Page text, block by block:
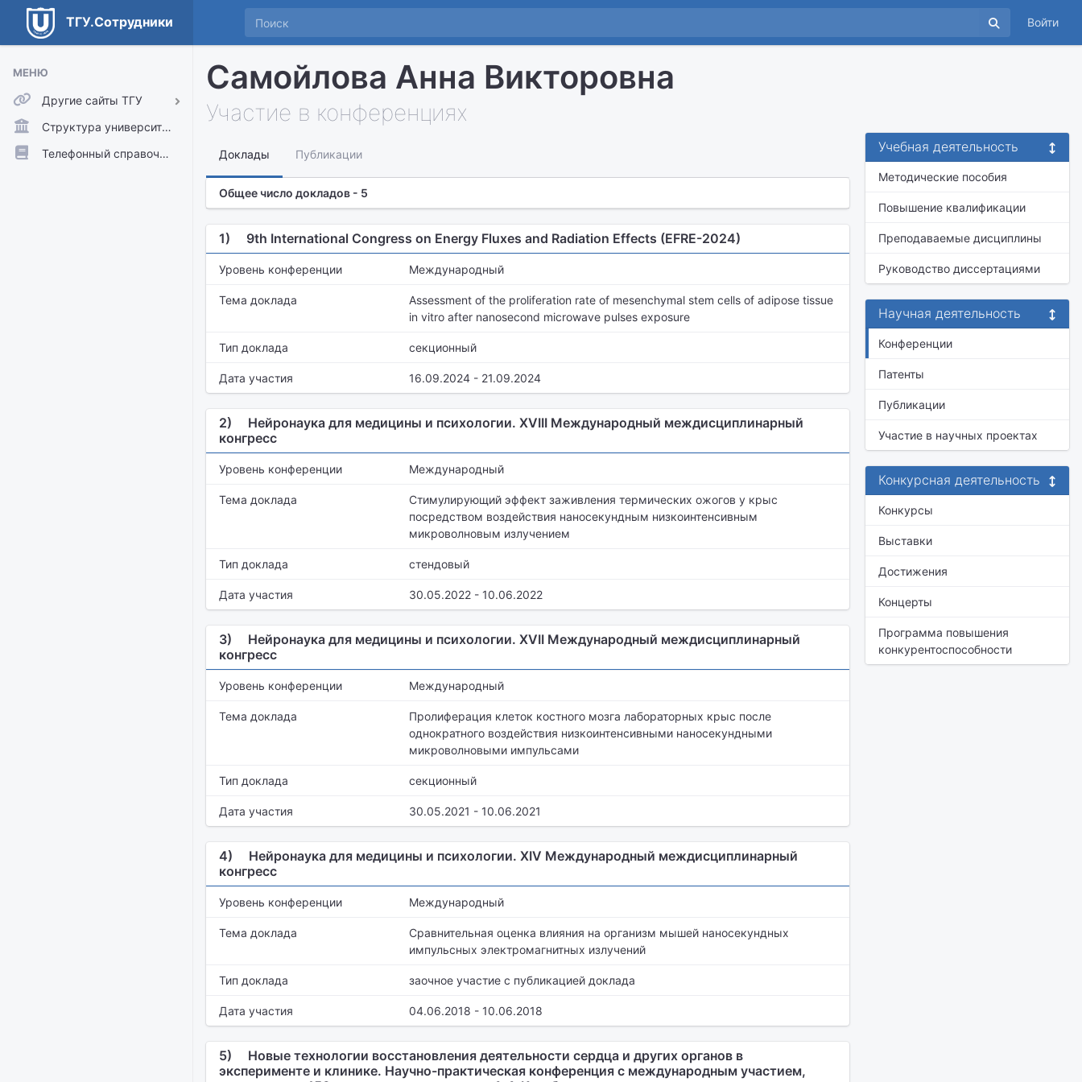
ТГУ.Сотрудники Войти
МЕНЮ
Другие сайты ТГУ
ТГУ.Аккаунты
ТГУ.Расписание
Структура университета
Телефонный справочник
Самойлова Анна Викторовна
Участие в конференциях
Доклады Публикации
Общее число докладов - 5
1) 9th International Congress on Energy Fluxes and Radiation Effects (EFRE-2024)
Уровень конференции Международный
Тема доклада
Assessment of the proliferation rate of mesenchymal stem cells of adipose tissue
in vitro after nanosecond microwave pulses exposure
Тип доклада секционный
Дата участия 16.09.2024 - 21.09.2024
2)
Нейронаука для медицины и психологии. XVIII Международный междисциплинарный
конгресс
Уровень конференции Международный
Тема доклада
Стимулирующий эффект заживления термических ожогов у крыс
посредством воздействия наносекундным низкоинтенсивным
микроволновым излучением
Тип доклада стендовый
Дата участия 30.05.2022 - 10.06.2022
3)
Нейронаука для медицины и психологии. XVII Международный междисциплинарный
конгресс
Уровень конференции Международный
Тема доклада
Пролиферация клеток костного мозга лабораторных крыс после
однократного воздействия низкоинтенсивными наносекундными
микроволновыми импульсами
Тип доклада секционный
Дата участия 30.05.2021 - 10.06.2021
4)
Нейронаука для медицины и психологии. XIV Международный междисциплинарный
конгресс
Уровень конференции Международный
Тема доклада
Сравнительная оценка влияния на организм мышей наносекундных
импульсных электромагнитных излучений
Тип доклада заочное участие с публикацией доклада
Дата участия 04.06.2018 - 10.06.2018
5)
Новые технологии восстановления деятельности сердца и других органов в
эксперименте и клинике. Научно-практическая конференция с международным участием,
Учебная деятельность
Методические пособия
Повышение квалификации
Преподаваемые дисциплины
Руководство диссертациями
Научная деятельность
Конференции
Патенты
Публикации
Участие в научных проектах
Конкурсная деятельность
Конкурсы
Выставки
Достижения
Концерты
Программа повышения
конкурентоспособности